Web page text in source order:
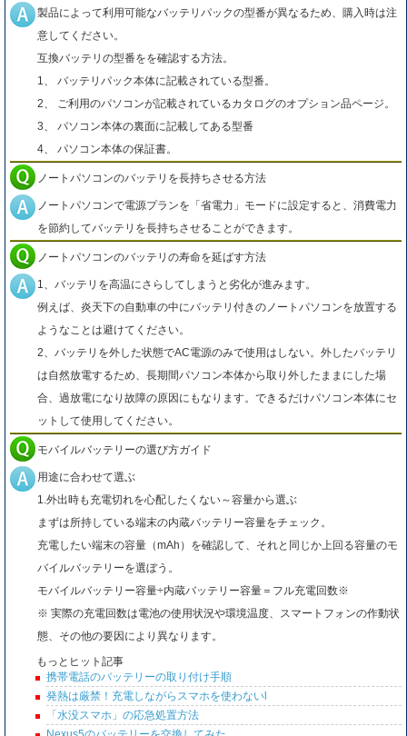
製品によって利用可能なバッテリパックの型番が異なるため、購入時は注
意してください。
互換バッテリの型番をを確認する方法。
1、 バッテリパック本体に記載されている型番。
2、 ご利用のパソコンが記載されているカタログのオプション品ページ。
3、 パソコン本体の裏面に記載してある型番
4、 パソコン本体の保証書。
ノートパソコンのバッテリを長持ちさせる方法
ノートパソコンで電源プランを「省電力」モードに設定すると、消費電力
を節約してバッテリを長持ちさせることができます。
ノートパソコンのバッテリの寿命を延ばす方法
1、バッテリを高温にさらしてしまうと劣化が進みます。
例えば、炎天下の自動車の中にバッテリ付きのノートパソコンを放置する
ようなことは避けてください。
2、バッテリを外した状態でAC電源のみで使用はしない。外したバッテリ
は自然放電するため、長期間パソコン本体から取り外したままにした場
合、過放電になり故障の原因にもなります。できるだけパソコン本体にセ
ットして使用してください。
モバイルバッテリーの選び方ガイド
用途に合わせて選ぶ
1.外出時も充電切れを心配したくない～容量から選ぶ
まずは所持している端末の内蔵バッテリー容量をチェック。
充電したい端末の容量（mAh）を確認して、それと同じか上回る容量のモ
バイルバッテリーを選ぼう。
モバイルバッテリー容量÷内蔵バッテリー容量＝フル充電回数※
※ 実際の充電回数は電池の使用状況や環境温度、スマートフォンの作動状
態、その他の要因により異なります。
もっとヒット記事
携帯電話のバッテリーの取り付け手順
発熱は厳禁！充電しながらスマホを使わないl
「水没スマホ」の応急処置方法